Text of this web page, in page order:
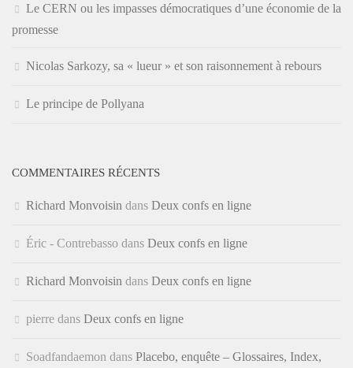
Le CERN ou les impasses démocratiques d’une économie de la
promesse
Nicolas Sarkozy, sa « lueur » et son raisonnement à rebours
Le principe de Pollyana
COMMENTAIRES RÉCENTS
Richard Monvoisin dans Deux confs en ligne
Éric - Contrebasso dans Deux confs en ligne
Richard Monvoisin dans Deux confs en ligne
pierre dans Deux confs en ligne
Soadfandaemon dans Placebo, enquête – Glossaires, Index,